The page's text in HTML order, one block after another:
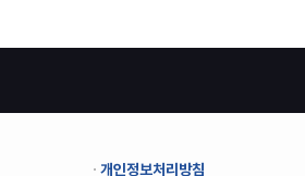
개인정보처리방침